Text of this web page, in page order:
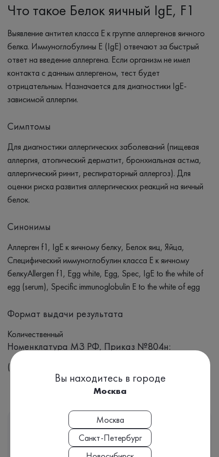
Что такое Белок яичный IgE, F1
Выявление антител класса Е к группе аллергенов яичного
белка. Иммуноглобулины Е (IgE) отвечают за быстрый
ответ на введение аллергена. Если организм не имел
контакта с данным аллергеном, тест будет
отрицательным. Назначается для диагностики IgE-
зависимой аллергии.
Симптомы
Для диагностики аллергических заболеваний (пищевая
аллергия, атопический дерматит, бронхиальная астма,
аллергический ринит, респираторный аллергоз). Для
оценки риска развития аллергических реакций на яичный
белок.
Синонимы
Аллерген f1, IgЕ к яичному белку, Белок яиц, Яйца,
Специфический иммуноглобулин класса Е к яичному
белкуAllergen f1, Egg white, Egg, Spec, IgE to the white of
egg (serum), Specific immunoglobulin E to the white of egg
Формат выдачи результата
Количественный
Номенклатура МЗ РФ, Приказ №804н:
(A09.05.118)
Этот анализ входит
В КОМПЛЕКС
Вы находитесь в городе
Москва
Москва
Санкт-Петербург